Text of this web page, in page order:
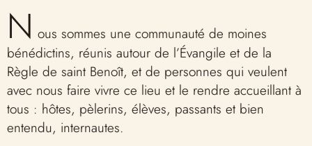
N ous sommes une communauté de moines
bénédictins, réunis autour de l’Évangile et de la
Règle de saint Benoît, et de personnes qui veulent
avec nous faire vivre ce lieu et le rendre accueillant à
tous : hôtes, pèlerins, élèves, passants et bien
entendu, internautes.